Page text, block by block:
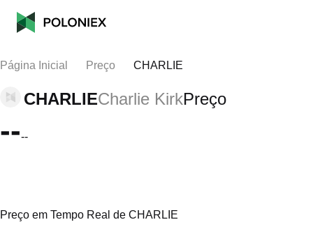
Página Inicial Preço CHARLIE
CHARLIECharlie KirkPreço
----
Preço em Tempo Real de CHARLIE